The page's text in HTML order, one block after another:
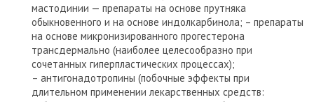
мастодинии — препараты на основе прутняка
обыкновенного и на основе индолкарбинола; – препараты
на основе микронизированного прогестерона
трансдермально (наиболее целесообразно при
сочетанных гиперпластических процессах);
– антигонадотропины (побочные эффекты при
длительном применении лекарственных средств: